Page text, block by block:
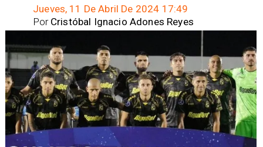
Jueves, 11 De Abril De 2024 17:49
Cristóbal Ignacio Adones Reyes
Por